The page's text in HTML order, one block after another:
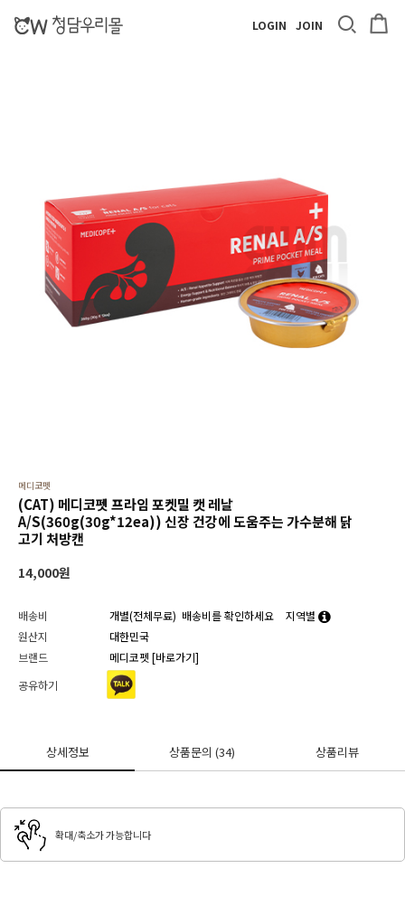
LOGIN JOIN
메디코펫
(CAT) 메디코펫 프라임 포켓밀 캣 레날
A/S(360g(30g*12ea)) 신장 건강에 도움주는 가수분해 닭
고기 처방캔
14,000원
배송비 개별(전체무료) 배송비를 확인하세요
지역별
원산지
대한민국
브랜드
메디코펫 [바로가기]
공유하기
상세정보 상품문의(34) 상품리뷰
확대/축소가 가능합니다